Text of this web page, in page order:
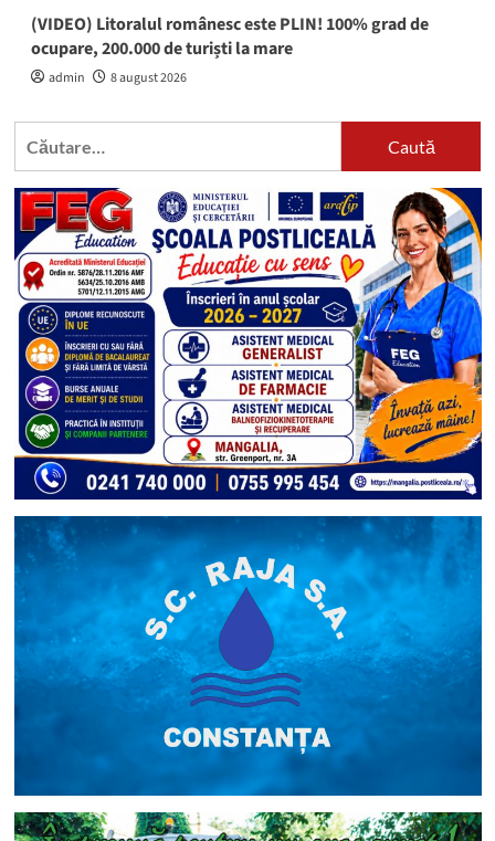
(VIDEO) Litoralul românesc este PLIN! 100% grad de
ocupare, 200.000 de turiști la mare
admin 8 august 2026
Caută